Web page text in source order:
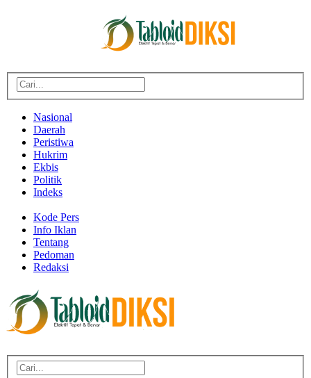
Nasional
Daerah
Peristiwa
Hukrim
Ekbis
Politik
Indeks
Kode Pers
Info Iklan
Tentang
Pedoman
Redaksi